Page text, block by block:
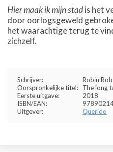
Hier maak ik mijn stadis het
door oorlogsgeweld
het waarachtige terug te
zichzelf.
Schrijver:
Robin
Oorspronkelijke titel:
The long
Eerste uitgave:
2018
ISBN/EAN:
Uitgever:
Querido